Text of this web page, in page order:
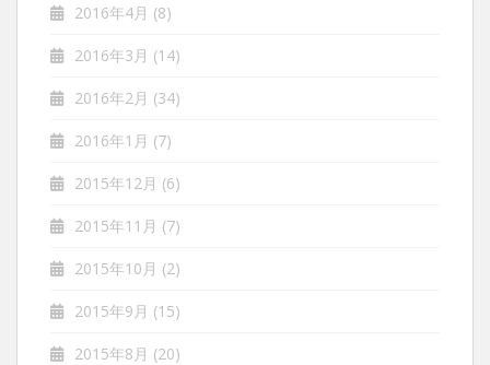
2016年4月 (8)
2016年3月 (14)
2016年2月 (34)
2016年1月 (7)
2015年12月 (6)
2015年11月 (7)
2015年10月 (2)
2015年9月 (15)
2015年8月 (20)